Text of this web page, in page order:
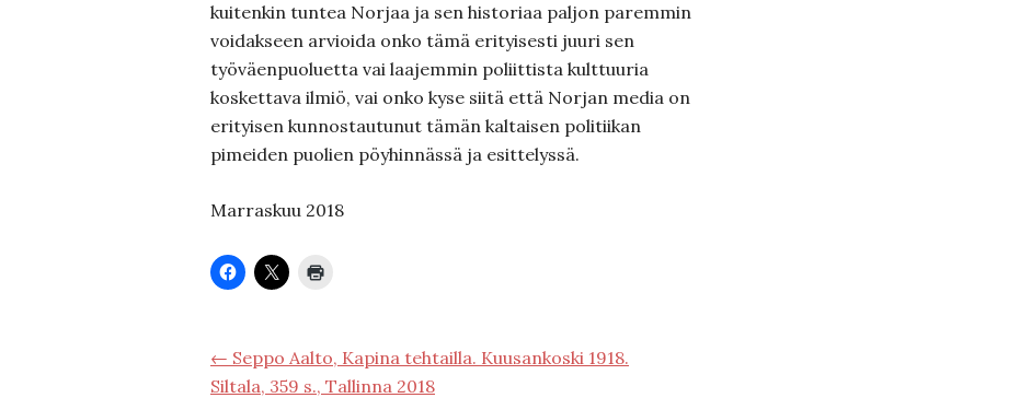
kuitenkin tuntea Norjaa ja sen historiaa paljon paremmin
voidakseen arvioida onko tämä erityisesti juuri sen
työväenpuoluetta vai laajemmin poliittista kulttuuria
koskettava ilmiö, vai onko kyse siitä että Norjan media on
erityisen kunnostautunut tämän kaltaisen politiikan
pimeiden puolien pöyhinnässä ja esittelyssä.
Marraskuu 2018
← Seppo Aalto, Kapina tehtailla. Kuusankoski 1918.
Siltala, 359 s., Tallinna 2018